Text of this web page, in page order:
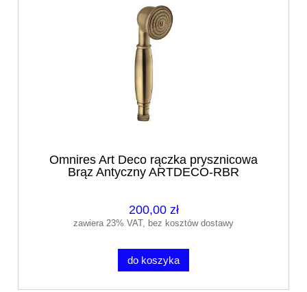
Omnires Art Deco rączka prysznicowa
Brąz Antyczny ARTDECO-RBR
200,00 zł
zawiera 23% VAT, bez kosztów dostawy
do koszyka